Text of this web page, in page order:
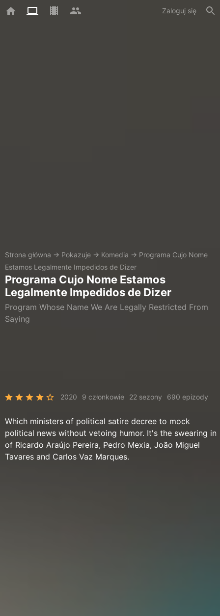
Zaloguj się
Strona główna → Pokazuje → Komedia → Programa Cujo Nome
Estamos Legalmente Impedidos de Dizer
Programa Cujo Nome Estamos
Legalmente Impedidos de Dizer
Program Whose Name We Are Legally Restricted From
Saying
2020 9 członkowie 22 sezony 690 epizody
Which ministers of political satire decree to mock
political news without vetoing humor. It's the swearing in
of Ricardo Araújo Pereira, Pedro Mexia, João Miguel
Tavares and Carlos Vaz Marques.